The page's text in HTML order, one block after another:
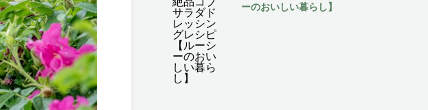
ーのおいしい暮らし】